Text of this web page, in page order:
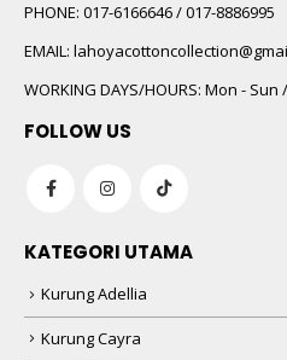
PHONE: 017-6166646 / 017-8886995
EMAIL:
WORKING DAYS/HOURS: Mon - Sun
FOLLOW US
KATEGORI UTAMA
Kurung Adellia
Kurung Cayra